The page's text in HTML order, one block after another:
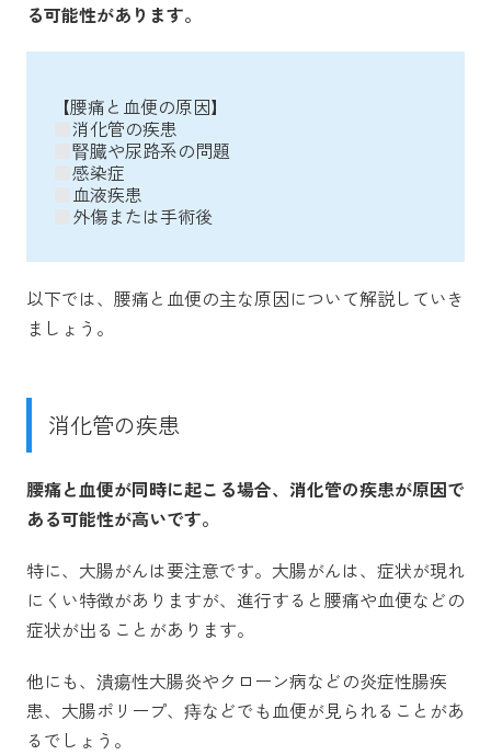
る可能性があります。
【腰痛と血便の原因】
消化管の疾患
腎臓や尿路系の問題
感染症
血液疾患
外傷または手術後
以下では、腰痛と血便の主な原因について解説していき
ましょう。
消化管の疾患
腰痛と血便が同時に起こる場合、消化管の疾患が原因で
ある可能性が高いです。
特に、大腸がんは要注意です。大腸がんは、症状が現れ
にくい特徴がありますが、進行すると腰痛や血便などの
症状が出ることがあります。
他にも、潰瘍性大腸炎やクローン病などの炎症性腸疾
患、大腸ポリープ、痔などでも血便が見られることがあ
るでしょう。